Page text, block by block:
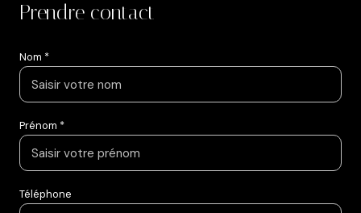
Prendre contact
Nom *
Prénom *
Téléphone